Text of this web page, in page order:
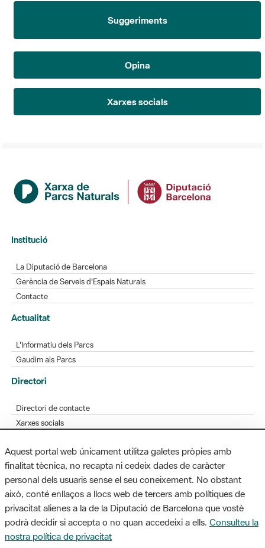
Suggeriments
Opina
Xarxes socials
Institució
La Diputació de Barcelona
Gerència de Serveis d'Espais Naturals
Contacte
Actualitat
L'Informatiu dels Parcs
Gaudim als Parcs
Directori
Directori de contacte
Xarxes socials
Bústia de suggeriments
Opineu sobre els parcs
MAPA WEB AVÍS LEGAL ACCESSIBILITAT
Aquest portal web únicament utilitza galetes pròpies amb
finalitat tècnica, no recapta ni cedeix dades de caràcter
personal dels usuaris sense el seu coneixement. No obstant
això, conté enllaços a llocs web de tercers amb polítiques de
privacitat alienes a la de la Diputació de Barcelona que vostè
podrà decidir si accepta o no quan accedeixi a ells. Consulteu la
nostra política de privacitat